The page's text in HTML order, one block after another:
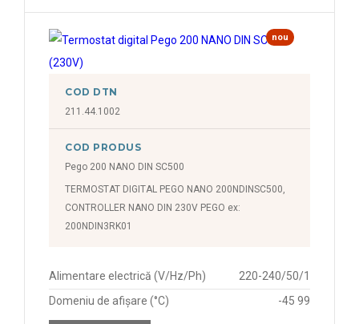
nou
COD DTN
211.44.1002
COD PRODUS
Pego 200 NANO DIN SC500
TERMOSTAT DIGITAL PEGO NANO 200NDINSC500,
CONTROLLER NANO DIN 230V PEGO ex:
200NDIN3RK01
Alimentare electrică (V/Hz/Ph)
220-240/50/1
Domeniu de afișare (°C)
-45 99